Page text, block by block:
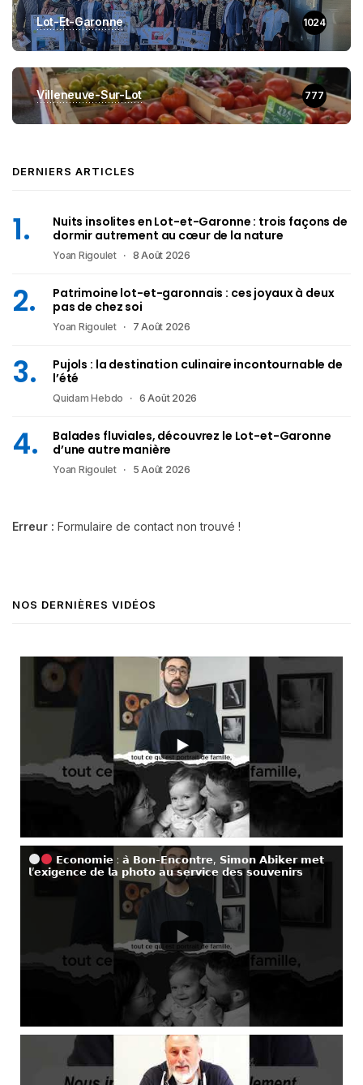
Lot-Et-Garonne 1024
Villeneuve-Sur-Lot 777
DERNIERS ARTICLES
Nuits insolites en Lot-et-Garonne : trois façons de
dormir autrement au cœur de la nature
Yoan Rigoulet 8 Août 2026
Patrimoine lot-et-garonnais : ces joyaux à deux
pas de chez soi
Yoan Rigoulet 7 Août 2026
Pujols : la destination culinaire incontournable de
l’été
Quidam Hebdo 6 Août 2026
Balades fluviales, découvrez le Lot-et-Garonne
d’une autre manière
Yoan Rigoulet 5 Août 2026
Erreur : Formulaire de contact non trouvé !
NOS DERNIÈRES VIDÉOS
𝗘𝗰𝗼𝗻𝗼𝗺𝗶𝗲 : 𝗮̀ 𝗕𝗼𝗻-𝗘𝗻𝗰𝗼𝗻𝘁𝗿𝗲, 𝗦𝗶𝗺𝗼𝗻 𝗔𝗯𝗶𝗸𝗲𝗿 𝗺𝗲𝘁
𝗹’𝗲𝘅𝗶𝗴𝗲𝗻𝗰𝗲 𝗱𝗲 𝗹𝗮 𝗽𝗵𝗼𝘁𝗼 𝗮𝘂 𝘀𝗲𝗿𝘃𝗶𝗰𝗲 𝗱𝗲𝘀 𝘀𝗼𝘂𝘃𝗲𝗻𝗶𝗿𝘀